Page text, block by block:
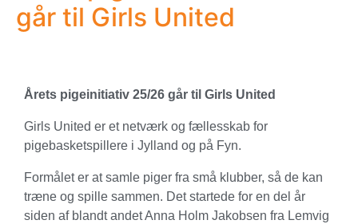
går til Girls United
Årets pigeinitiativ 25/26 går til Girls United
Girls United er et netværk og fællesskab for
pigebasketspillere i Jylland og på Fyn.
Formålet er at samle piger fra små klubber, så de kan
træne og spille sammen. Det startede for en del år
siden af blandt andet Anna Holm Jakobsen fra Lemvig